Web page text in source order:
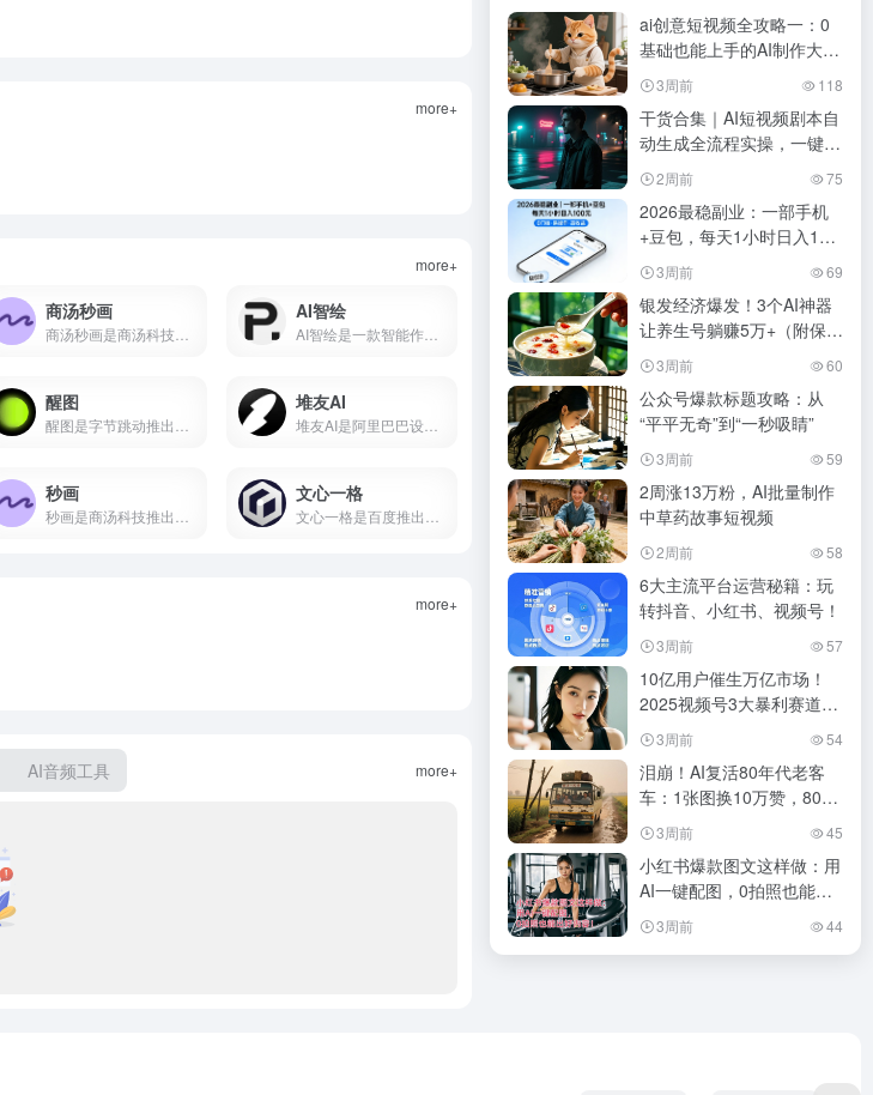
more+
more+
商汤秒画 AI智绘
醒图 堆友AI
秒画 文心一格
more+
AI音频工具 more+
ai创意短视频全攻略一：0
基础也能上手的AI制作大橘
猫做饭视频
3周前 118
干货合集｜AI短视频剧本自
动生成全流程实操，一键搞
定脚本+镜头+提示词！
2周前 75
2026最稳副业：一部手机
+豆包，每天1小时日入100
元 3周前 69
银发经济爆发！3个AI神器
让养生号躺赚5万+（附保姆
级教程）
3周前 60
公众号爆款标题攻略：从
“平平无奇”到“一秒吸睛”
3周前 59
2周涨13万粉，AI批量制作
中草药故事短视频
2周前 58
6大主流平台运营秘籍：玩
转抖音、小红书、视频号！
3周前 57
10亿用户催生万亿市场！
2025视频号3大暴利赛道与
15条致命陷阱（附避坑手
册）
3周前 54
泪崩！AI复活80年代老客
车：1张图换10万赞，80后
集体破防
3周前 45
小红书爆款图文这样做：用
AI一键配图，0拍照也能出
好内容！
3周前 44